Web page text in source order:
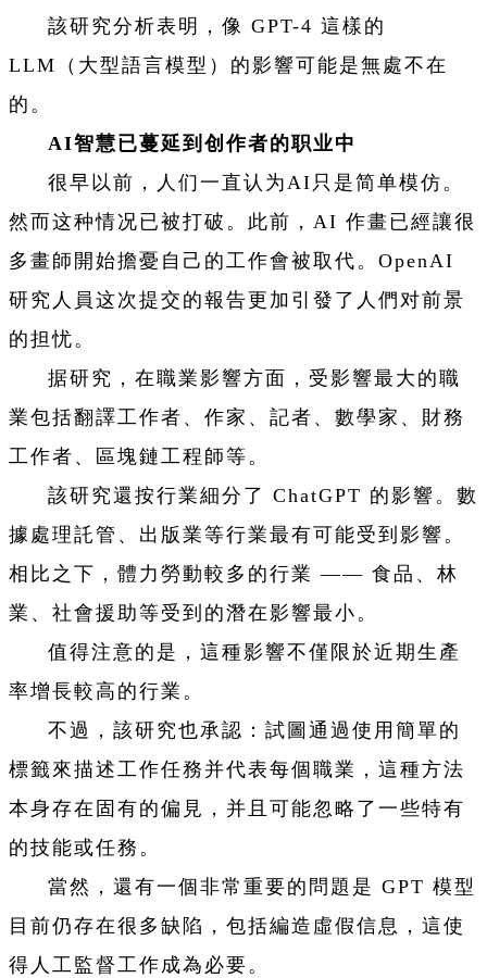
該研究分析表明，像 GPT-4 這樣的
LLM（大型語言模型）的影響可能是無處不在
的。
AI智慧已蔓延到创作者的职业中
很早以前，人们一直认为AI只是简单模仿。
然而这种情况已被打破。此前，AI 作畫已經讓很
多畫師開始擔憂自己的工作會被取代。OpenAI
研究人員这次提交的報告更加引發了人們对前景
的担忧。
据研究，在職業影響方面，受影響最大的職
業包括翻譯工作者、作家、記者、數學家、財務
工作者、區塊鏈工程師等。
該研究還按行業細分了 ChatGPT 的影響。數
據處理託管、出版業等行業最有可能受到影響。
相比之下，體力勞動較多的行業 —— 食品、林
業、社會援助等受到的潛在影響最小。
值得注意的是，這種影響不僅限於近期生產
率增長較高的行業。
不過，該研究也承認：試圖通過使用簡單的
標籤來描述工作任務并代表每個職業，這種方法
本身存在固有的偏見，并且可能忽略了一些特有
的技能或任務。
當然，還有一個非常重要的問題是 GPT 模型
目前仍存在很多缺陷，包括編造虛假信息，這使
得人工監督工作成為必要。